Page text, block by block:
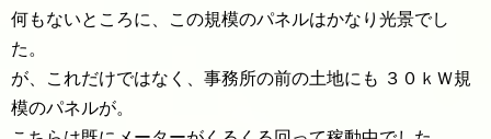
何もないところに、この規模のパネルはかなり光景でし
た。
が、これだけではなく、事務所の前の土地にも ３０ｋＷ規
模のパネルが。